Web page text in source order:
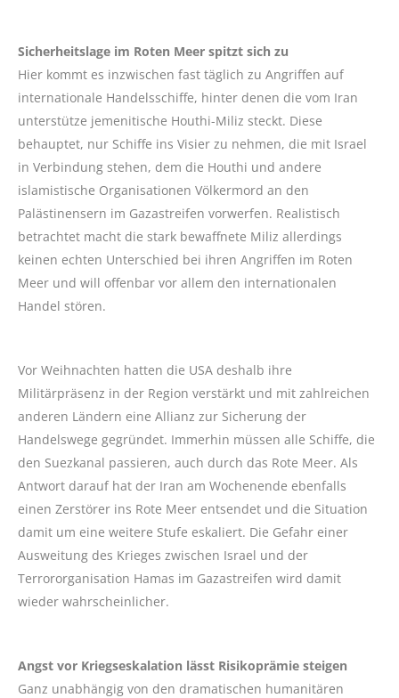
Sicherheitslage im Roten Meer spitzt sich zu
Hier kommt es inzwischen fast täglich zu Angriffen auf
internationale Handelsschiffe, hinter denen die vom Iran
unterstütze jemenitische Houthi-Miliz steckt. Diese
behauptet, nur Schiffe ins Visier zu nehmen, die mit Israel
in Verbindung stehen, dem die Houthi und andere
islamistische Organisationen Völkermord an den
Palästinensern im Gazastreifen vorwerfen. Realistisch
betrachtet macht die stark bewaffnete Miliz allerdings
keinen echten Unterschied bei ihren Angriffen im Roten
Meer und will offenbar vor allem den internationalen
Handel stören.
Vor Weihnachten hatten die USA deshalb ihre
Militärpräsenz in der Region verstärkt und mit zahlreichen
anderen Ländern eine Allianz zur Sicherung der
Handelswege gegründet. Immerhin müssen alle Schiffe, die
den Suezkanal passieren, auch durch das Rote Meer. Als
Antwort darauf hat der Iran am Wochenende ebenfalls
einen Zerstörer ins Rote Meer entsendet und die Situation
damit um eine weitere Stufe eskaliert. Die Gefahr einer
Ausweitung des Krieges zwischen Israel und der
Terrororganisation Hamas im Gazastreifen wird damit
wieder wahrscheinlicher.
Angst vor Kriegseskalation lässt Risikoprämie steigen
Ganz unabhängig von den dramatischen humanitären